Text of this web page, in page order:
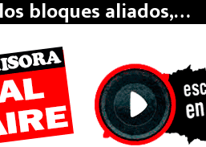
el edificio de…